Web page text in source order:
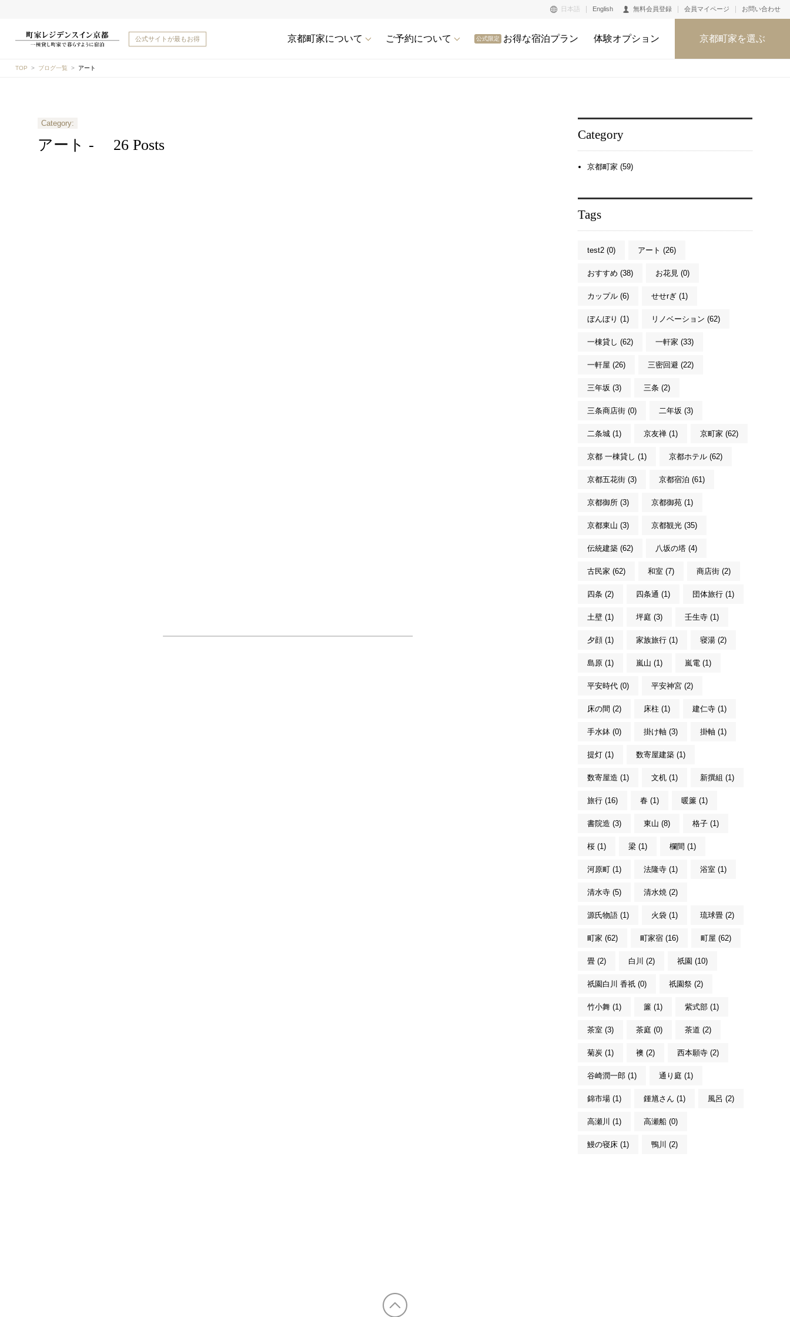
日本語 English 無料会員登録 会員マイページ お問い合わせ
公式サイトが最もお得 京都町家について ご予約について 公式限定 お得な宿泊プラン 体験オプション 京都町家を選ぶ
TOP ブログ一覧 アート
Category:
アート - 26 Posts
Category
京都町家 (59)
Tags
test2 (0) アート (26)
おすすめ (38) お花見 (0)
カップル (6) せせrぎ (1)
ぼんぼり (1) リノベーション (62)
一棟貸し (62) 一軒家 (33)
一軒屋 (26) 三密回避 (22)
三年坂 (3) 三条 (2)
三条商店街 (0) 二年坂 (3)
二条城 (1) 京友禅 (1) 京町家 (62)
京都 一棟貸し (1) 京都ホテル (62)
京都五花街 (3) 京都宿泊 (61)
京都御所 (3) 京都御苑 (1)
京都東山 (3) 京都観光 (35)
伝統建築 (62) 八坂の塔 (4)
古民家 (62) 和室 (7) 商店街 (2)
四条 (2) 四条通 (1) 団体旅行 (1)
土壁 (1) 坪庭 (3) 壬生寺 (1)
夕顔 (1) 家族旅行 (1) 寝湯 (2)
島原 (1) 嵐山 (1) 嵐電 (1)
平安時代 (0) 平安神宮 (2)
床の間 (2) 床柱 (1) 建仁寺 (1)
手水鉢 (0) 掛け軸 (3) 掛軸 (1)
提灯 (1) 数寄屋建築 (1)
数寄屋造 (1) 文机 (1) 新撰組 (1)
旅行 (16) 春 (1) 暖簾 (1)
書院造 (3) 東山 (8) 格子 (1)
桜 (1) 梁 (1) 欄間 (1)
河原町 (1) 法隆寺 (1) 浴室 (1)
清水寺 (5) 清水焼 (2)
源氏物語 (1) 火袋 (1) 琉球畳 (2)
町家 (62) 町家宿 (16) 町屋 (62)
畳 (2) 白川 (2) 祇園 (10)
祇園白川 香祇 (0) 祇園祭 (2)
竹小舞 (1) 簾 (1) 紫式部 (1)
茶室 (3) 茶庭 (0) 茶道 (2)
菊炭 (1) 襖 (2) 西本願寺 (2)
谷崎潤一郎 (1) 通り庭 (1)
錦市場 (1) 鍾馗さん (1) 風呂 (2)
高瀬川 (1) 高瀬船 (0)
鰻の寝床 (1) 鴨川 (2)